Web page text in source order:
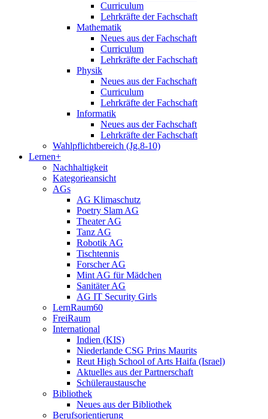
Curriculum
Lehrkräfte der Fachschaft
Mathematik
Neues aus der Fachschaft
Curriculum
Lehrkräfte der Fachschaft
Physik
Neues aus der Fachschaft
Curriculum
Lehrkräfte der Fachschaft
Informatik
Neues aus der Fachschaft
Lehrkräfte der Fachschaft
Wahlpflichtbereich (Jg.8-10)
Lernen+
Nachhaltigkeit
Kategorieansicht
AGs
AG Klimaschutz
Poetry Slam AG
Theater AG
Tanz AG
Robotik AG
Tischtennis
Forscher AG
Mint AG für Mädchen
Sanitäter AG
AG IT Security Girls
LernRaum60
FreiRaum
International
Indien (KIS)
Niederlande CSG Prins Maurits
Reut High School of Arts Haifa (Israel)
Aktuelles aus der Partnerschaft
Schüleraustausche
Bibliothek
Neues aus der Bibliothek
Berufsorientierung